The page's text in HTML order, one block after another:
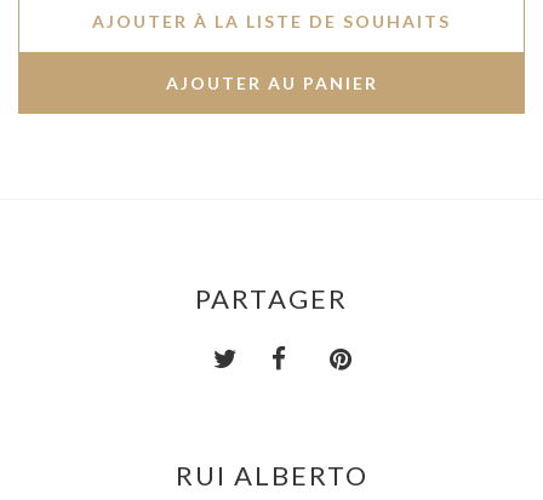
AJOUTER À LA LISTE DE SOUHAITS
PARTAGER
RUI ALBERTO